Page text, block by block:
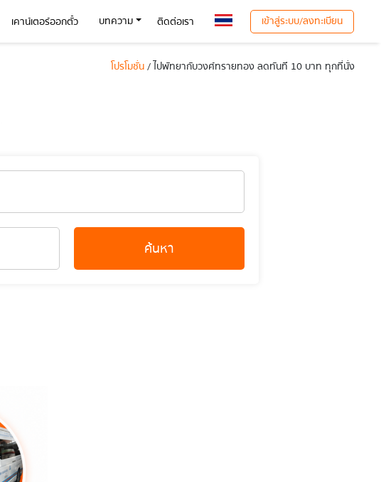
เคาน์เตอร์ออกตั๋ว บทความ ติดต่อเรา เข้าสู่ระบบ/ลงทะเบียน
โปรโมชั่น/ ไปพัทยากับวงศ์ทรายทอง ลดทันที 10 บาท ทุกที่นั่ง
ค้นหา